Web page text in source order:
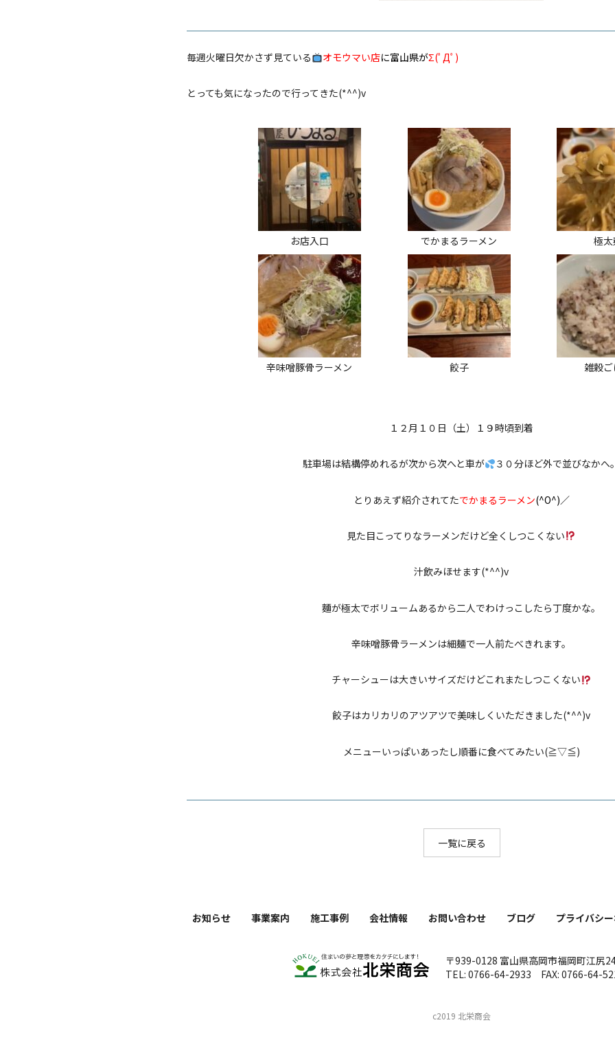
毎週火曜日欠かさず見ている オモウマい店に富山県がΣ(ﾟДﾟ)
とっても気になったので行ってきた(*^^)v
お店入口 でかまるラーメン 極
辛味噌豚骨ラーメン 餃子 雑穀
１２月１０日（土）１９時頃到着
駐車場は結構停めれるが次から次へと車が ３０分ほど外で並びなかへ
とりあえず紹介されてたでかまるラーメン(^O^)／
見た目こってりなラーメンだけど全くしつこくない
汁飲みほせます(*^^)v
麵が極太でボリュームあるから二人でわけっこしたら丁度かな。
辛味噌豚骨ラーメンは細麺で一人前たべきれます。
チャーシューは大きいサイズだけどこれまたしつこくない
餃子はカリカリのアツアツで美味しくいただきました(*^^)v
メニューいっぱいあったし順番に食べてみたい(≧▽≦)
一覧に戻る
お知らせ 事業案内 施工事例 会社情報 お問い合わせ ブログ プライバシ
〒939-0128 富山県高岡市福岡町江尻
TEL: 0766-64-2933 FAX: 0766-64-
c2019 北栄商会